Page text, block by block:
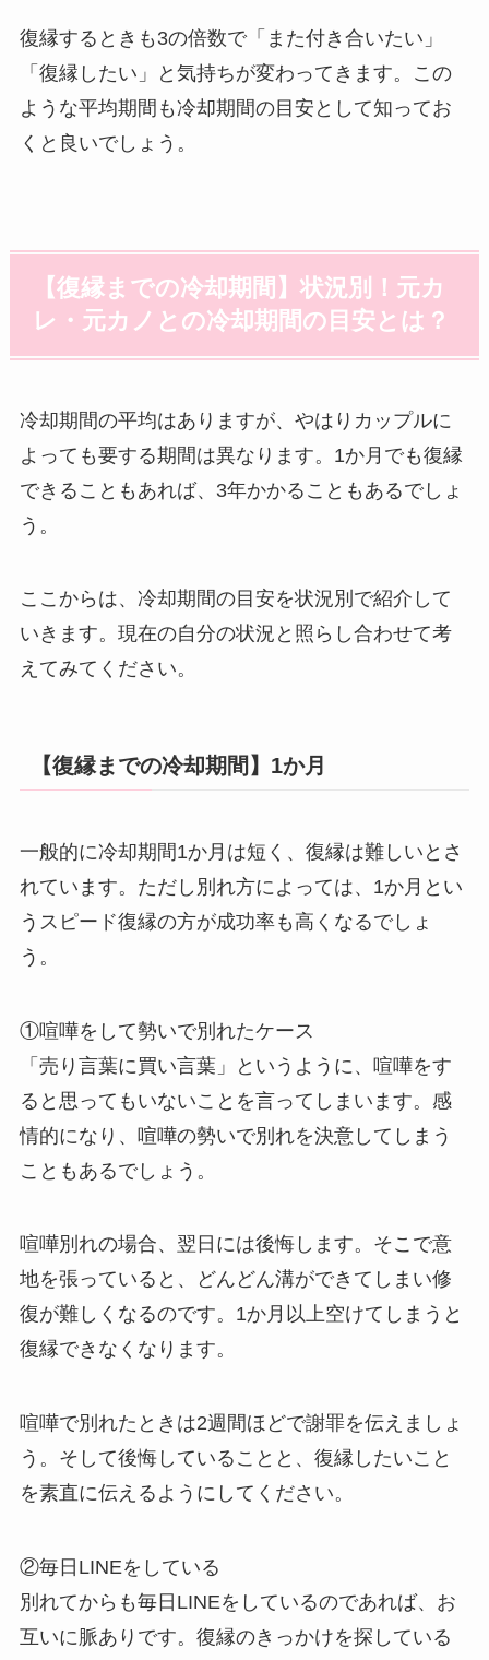
復縁するときも3の倍数で「また付き合いたい」
「復縁したい」と気持ちが変わってきます。この
ような平均期間も冷却期間の目安として知ってお
くと良いでしょう。
【復縁までの冷却期間】状況別！元カ
レ・元カノとの冷却期間の目安とは？
冷却期間の平均はありますが、やはりカップルに
よっても要する期間は異なります。1か月でも復縁
できることもあれば、3年かかることもあるでしょ
う。
ここからは、冷却期間の目安を状況別で紹介して
いきます。現在の自分の状況と照らし合わせて考
えてみてください。
【復縁までの冷却期間】1か月
一般的に冷却期間1か月は短く、復縁は難しいとさ
れています。ただし別れ方によっては、1か月とい
うスピード復縁の方が成功率も高くなるでしょ
う。
①喧嘩をして勢いで別れたケース
「売り言葉に買い言葉」というように、喧嘩をす
ると思ってもいないことを言ってしまいます。感
情的になり、喧嘩の勢いで別れを決意してしまう
こともあるでしょう。
喧嘩別れの場合、翌日には後悔します。そこで意
地を張っていると、どんどん溝ができてしまい修
復が難しくなるのです。1か月以上空けてしまうと
復縁できなくなります。
喧嘩で別れたときは2週間ほどで謝罪を伝えましょ
う。そして後悔していることと、復縁したいこと
を素直に伝えるようにしてください。
②毎日LINEをしている
別れてからも毎日LINEをしているのであれば、お
互いに脈ありです。復縁のきっかけを探している